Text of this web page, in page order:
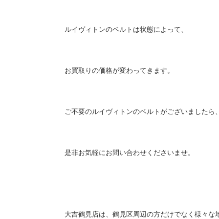
ルイヴィトンのベルトは状態によって、
お買取りの価格が変わってきます。
ご不要のルイヴィトンのベルトがございましたら、
是非お気軽にお問い合わせくださいませ。
大吉鶴見店は、鶴見区周辺の方だけでなく様々な